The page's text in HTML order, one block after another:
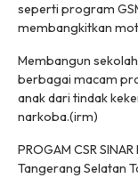
seperti program
membangkitkan
Membangun
berbagai macam
anak dari tindak
narkoba.(irm)
PROGAM CSR
Tangerang Selatan